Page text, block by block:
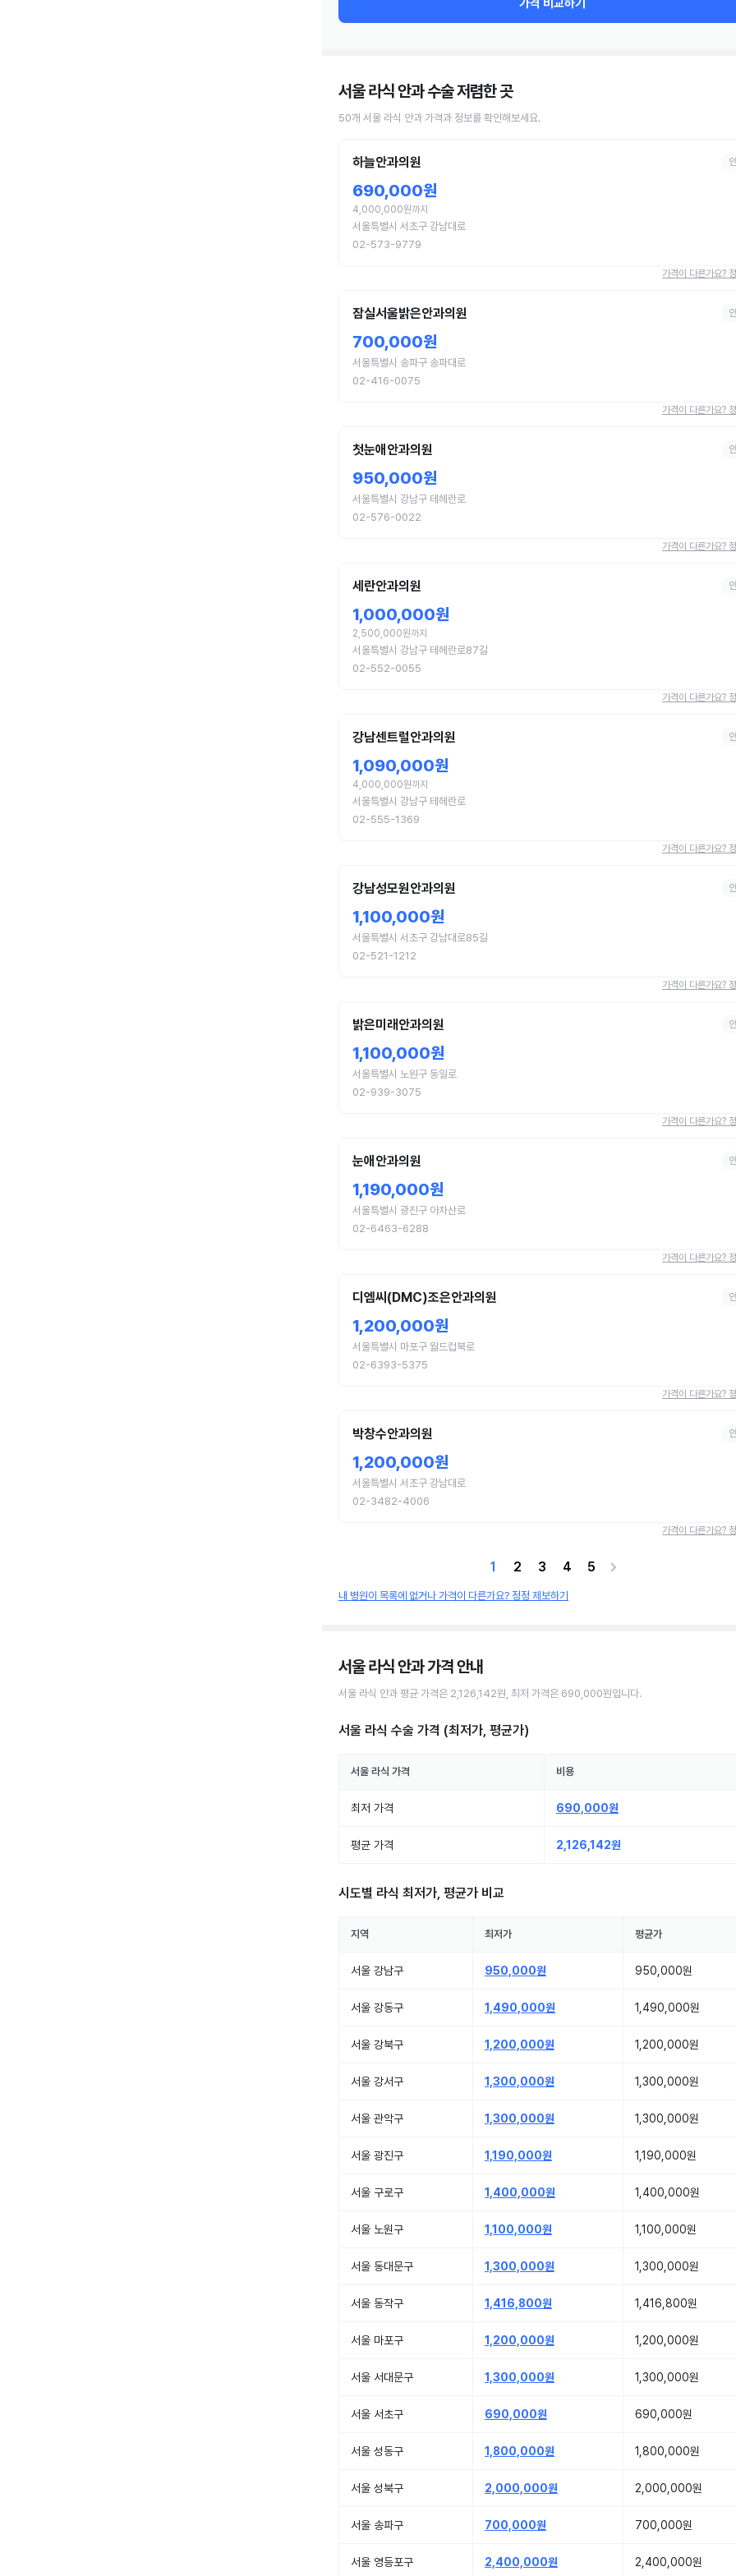
서울 라식 안과 수술저렴한 곳
50개 서울 라식 안과 가격과 정보를 확인해보세요.
하늘안과의원
690,000원
4,000,000원까지
서울특별시 서초구 강남대로
02-573-9779
가격이 다른가요?
잠실서울밝은안과의원
700,000원
서울특별시 송파구 송파대로
02-416-0075
가격이 다른가요?
첫눈애안과의원
950,000원
서울특별시 강남구 테헤란로
02-576-0022
가격이 다른가요?
세란안과의원
1,000,000원
2,500,000원까지
서울특별시 강남구 테헤란로87길
02-552-0055
가격이 다른가요?
강남센트럴안과의원
1,090,000원
4,000,000원까지
서울특별시 강남구 테헤란로
02-555-1369
가격이 다른가요?
강남성모원안과의원
1,100,000원
서울특별시 서초구 강남대로85길
02-521-1212
가격이 다른가요?
밝은미래안과의원
1,100,000원
서울특별시 노원구 동일로
02-939-3075
가격이 다른가요?
눈애안과의원
1,190,000원
서울특별시 광진구 아차산로
02-6463-6288
가격이 다른가요?
디엠씨(DMC)조은안과의원
1,200,000원
서울특별시 마포구 월드컵북로
02-6393-5375
가격이 다른가요?
박창수안과의원
1,200,000원
서울특별시 서초구 강남대로
02-3482-4006
가격이 다른가요?
1 2 3 4 5
내 병원이 목록에 없거나 가격이 다른가요? 정정 제보하기
서울 라식 안과가격 안내
서울 라식 안과 평균 가격은 2,126,142원 , 최저 가격은 690,000원입니다.
서울 라식 수술 가격 (최저가, 평균가)
서울 라식 가격 비용
최저 가격 690,000원
평균 가격 2,126,142원
시도별 라식 최저가, 평균가 비교
지역 최저가 평균가
서울 강남구 950,000원 950,000원
서울 강동구 1,490,000원 1,490,000원
서울 강북구 1,200,000원 1,200,000원
서울 강서구 1,300,000원 1,300,000원
서울 관악구 1,300,000원 1,300,000원
서울 광진구 1,190,000원 1,190,000원
서울 구로구 1,400,000원 1,400,000원
서울 노원구 1,100,000원 1,100,000원
서울 동대문구 1,300,000원 1,300,000원
서울 동작구 1,416,800원 1,416,800원
서울 마포구 1,200,000원 1,200,000원
서울 서대문구 1,300,000원 1,300,000원
서울 서초구 690,000원 690,000원
서울 성동구 1,800,000원 1,800,000원
서울 성북구 2,000,000원 2,000,000원
서울 송파구 700,000원 700,000원
서울 영등포구 2,400,000원 2,400,000원